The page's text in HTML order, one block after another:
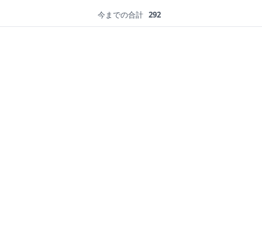
今までの合計 292